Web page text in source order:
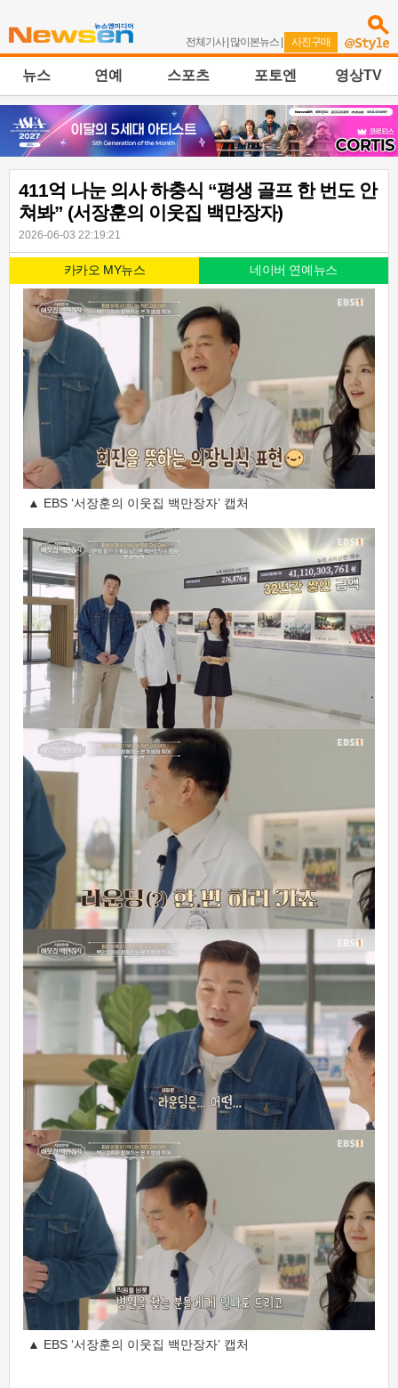
전체기사| 많이본뉴스 | 사진구매
뉴스 연예 스포츠 포토엔 영상TV
411억 나눈 의사 하충식 “평생 골프 한 번도 안
쳐봐” (서장훈의 이웃집 백만장자)
2026-06-03 22:19:21
카카오 MY뉴스 네이버 연예뉴스
▲ EBS ‘서장훈의 이웃집 백만장자’ 캡처
▲ EBS ‘서장훈의 이웃집 백만장자’ 캡처